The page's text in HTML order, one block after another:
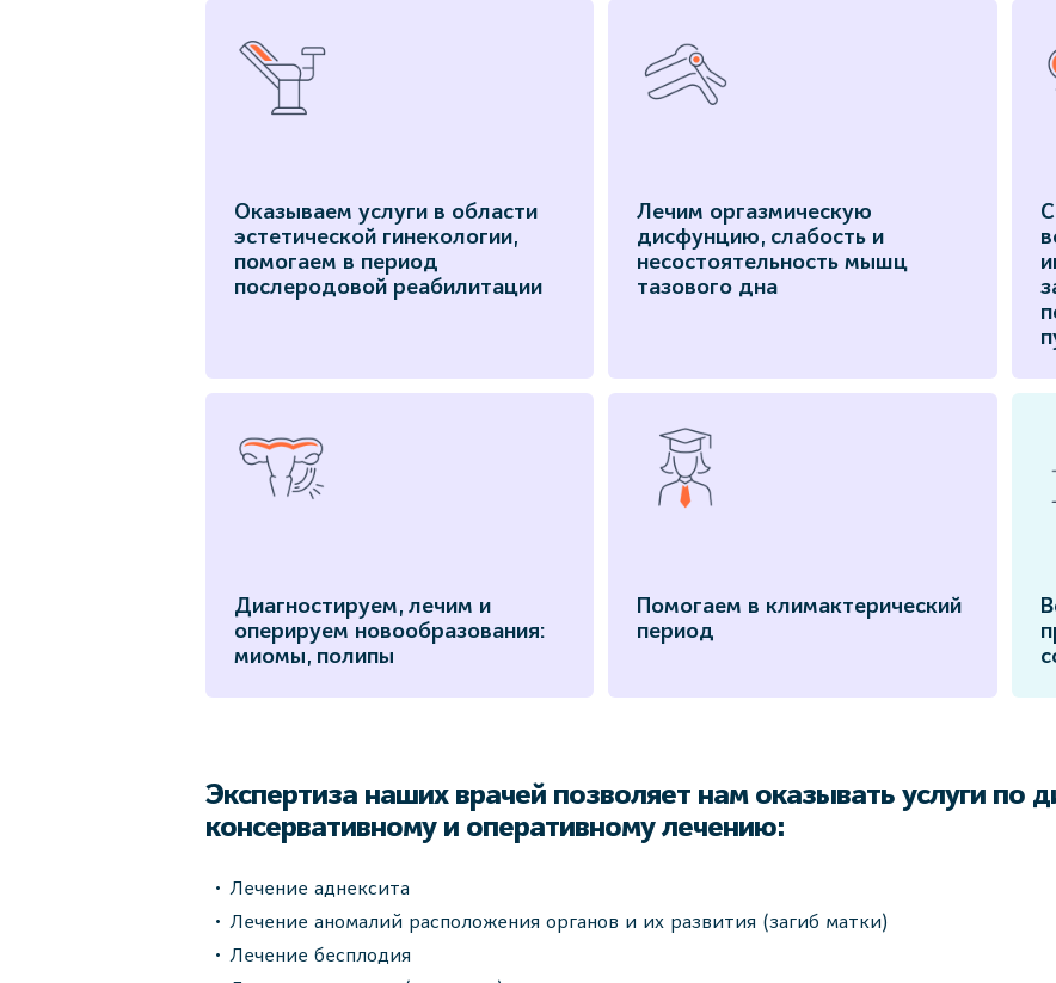
Оказываем услуги в области
эстетической гинекологии,
помогаем в период
послеродовой реабилитации
Лечим оргазмическую
дисфунцию, слабость и
несостоятельность мышц
тазового дна
Диагностируем, лечим и
оперируем новообразования:
миомы, полипы
Помогаем в климактерический
период
Экспертиза наших врачей позволяет нам оказывать услуги по
консервативному и оперативному лечению:
Лечение аднексита
Лечение аномалий расположения органов и их развития (загиб матки)
Лечение бесплодия